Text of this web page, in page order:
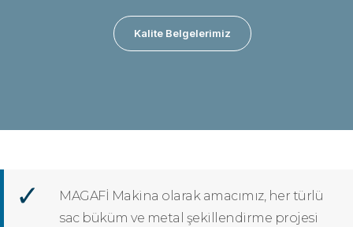
Kalite Belgelerimiz
MAGAFİ Makina olarak amacımız, her türlü
sac büküm ve metal şekillendirme projesi